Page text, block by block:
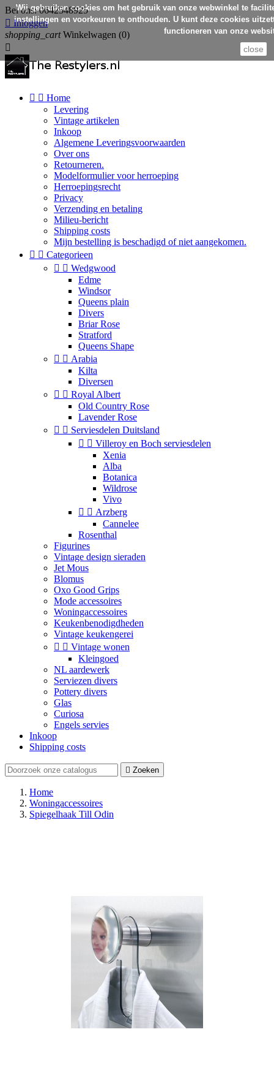
Bel ons:0642548925
 Inloggen
shopping_cart Winkelwagen (0)

  Home
Levering
Vintage artikelen
Inkoop
Algemene Leveringsvoorwaarden
Over ons
Retourneren.
Modelformulier voor herroeping
Herroepingsrecht
Privacy
Verzending en betaling
Milieu-bericht
Shipping costs
Mijn bestelling is beschadigd of niet aangekomen.
  Categorieen
  Wedgwood
Edme
Windsor
Queens plain
Divers
Briar Rose
Stratford
Queens Shape
  Arabia
Kilta
Diversen
  Royal Albert
Old Country Rose
Lavender Rose
  Serviesdelen Duitsland
  Villeroy en Boch serviesdelen
Xenia
Alba
Botanica
Wildrose
Vivo
  Arzberg
Cannelee
Rosenthal
Figurines
Vintage design sieraden
Jet Mous
Blomus
Oxo Good Grips
Mode accessoires
Woningaccessoires
Keukenbenodigdheden
Vintage keukengerei
  Vintage wonen
Kleingoed
NL aardewerk
Serviezen divers
Pottery divers
Glas
Curiosa
Engels servies
Inkoop
Shipping costs
 Zoeken
Home
Woningaccessoires
Spiegelhaak Till Odin
Wij gebruiken cookies om het gebruik van onze webwinkel te
instellingen en voorkeuren te onthouden. U kunt deze cookies
functioneren van onze
close